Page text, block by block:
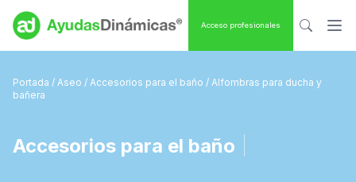
Acceso profesionales
Portada / Aseo / Accesorios para el baño / Alfombras para ducha y
bañera
Accesorios para el baño